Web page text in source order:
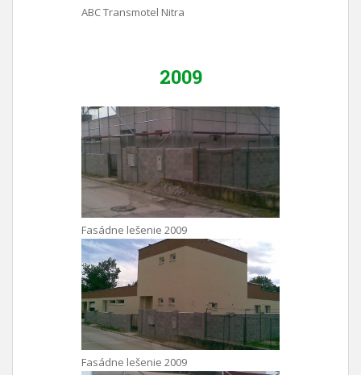
ABC Transmotel Nitra
2009
Fasádne lešenie 2009
Fasádne lešenie 2009